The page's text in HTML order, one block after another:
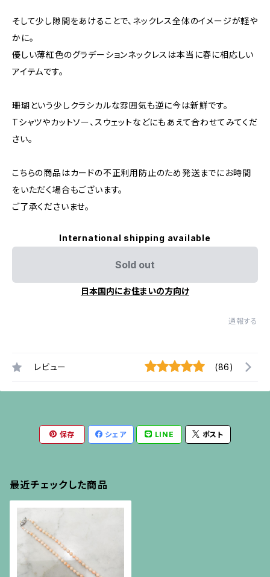
そして少し隙間をあけることで、ネックレス全体のイメージが軽や
かに。
優しい薄紅色のグラデーションネックレスは本当に春に相応しい
アイテムです。
珊瑚という少しクラシカルな雰囲気も逆に今は新鮮です。
Tシャツやカットソー、スウェットなどにもあえて合わせてみてくだ
さい。
こちらの商品はカードの不正利用防止のため発送までにお時間
をいただく場合もございます。
ご了承くださいませ。
International shipping available
Sold out
日本国内にお住まいの方向け
通報する
レビュー (86)
保存 シェア LINE ポスト
最近チェックした商品